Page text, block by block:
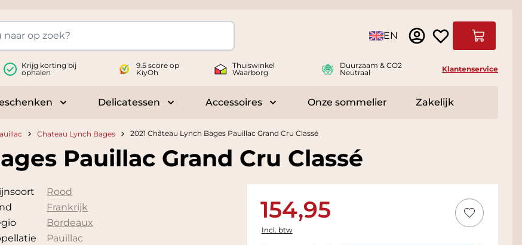
Taal EN
Krijg korting bij
ophalen
9.5 score op
KiyOh
Thuiswinkel
Waarborg
Duurzaam & CO2
Neutraal
Klantenservice
for WijnenToggle submenu for Geschenken
Delicatessen
Toggle submenu for Delicatessen
Accessoires
Toggle submenu for Accessoires
Onze sommelier Zakelijk
Chateau Lynch Bages 2021 Château Lynch Bages Pauillac Grand Cru Classé
Pauillac Grand Cru Classé
Rood
Frankrijk
Bordeaux
Pauillac
154,95
Incl. btw